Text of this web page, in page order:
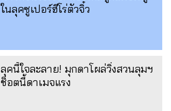
ในลุคซูเปอร์ฮีโร่ตัวจิ๋ว
ลุคนี้ใจละลาย! มุกดาโผล่วิ่งสวนลุมฯ
ช็อตนี้ดาเมจแรง